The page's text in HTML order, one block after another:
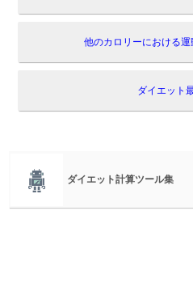
他のカロリーにおける
ダイエット
ダイエット計算ツール集